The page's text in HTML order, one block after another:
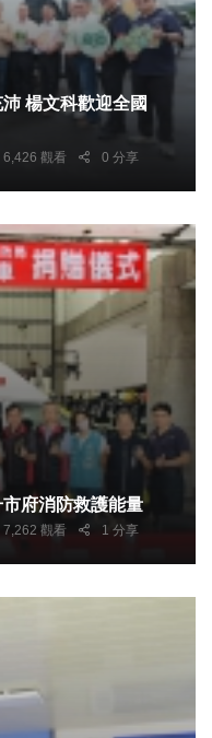
6,426 觀看 0 分享
善會捐救護車 提升市府消防救護能量
7,262 觀看 1 分享